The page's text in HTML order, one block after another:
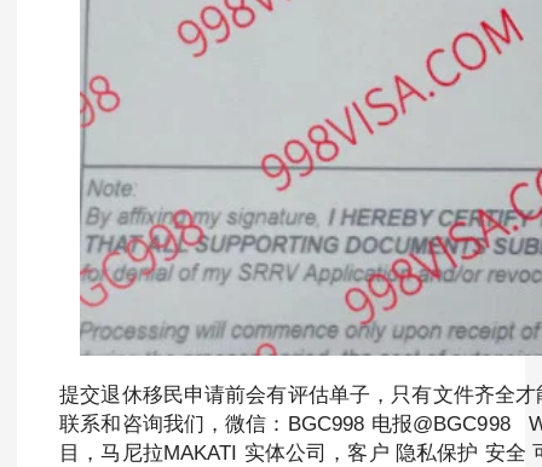
提交退休移民申请前会有评估单子，只有文件齐全
联系和咨询我们，微信：BGC998 电报@BGC998
目，马尼拉MAKATI 实体公司，客户 隐私保护 安